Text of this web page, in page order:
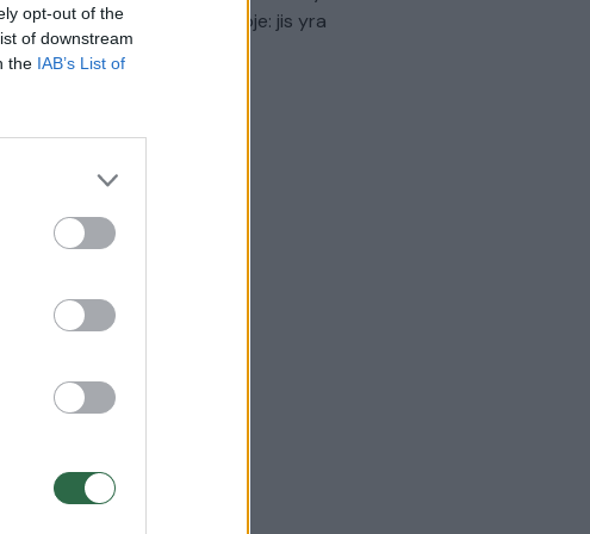
opt-out of the
of downstream
the IAB’s List of
įsitvirtinti Ukrainos politikoje: jis yra
neteisus